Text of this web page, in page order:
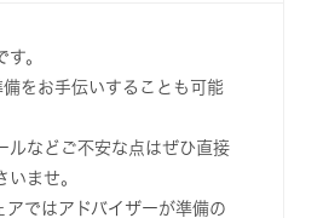
。
をお手伝いすることも可能
ルなどご不安な点はぜひ直接
いませ。
アではアドバイザーが準備の